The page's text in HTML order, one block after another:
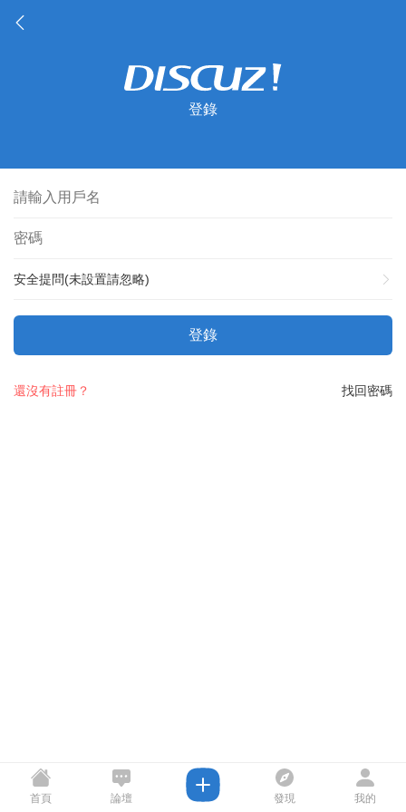
登錄
安全提問(未設置請忽略)
登錄
找回密碼
還沒有註冊？
首頁 論壇 發現 我的